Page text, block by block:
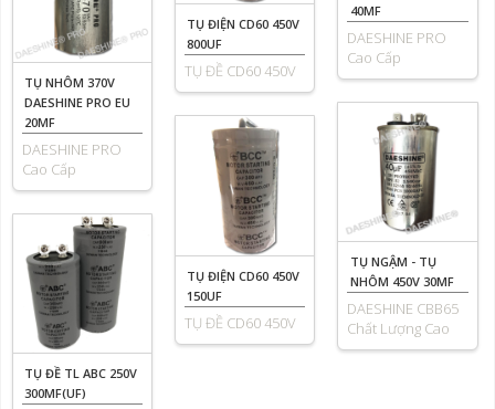
TỤ NHÔM 370V
DAESHINE PRO EU
20MF
DAESHINE PRO
Cao Cấp
TỤ ĐỀ TL ABC 250V
300MF(UF)
TỤ ĐIỆN CD60 450V
800UF
TỤ ĐỀ CD60 450V
TỤ ĐIỆN CD60 450V
150UF
TỤ ĐỀ CD60 450V
40MF
DAESHINE PRO
Cao Cấp
TỤ NGẬM - TỤ
NHÔM 450V 30MF
DAESHINE CBB65
Chất Lượng Cao